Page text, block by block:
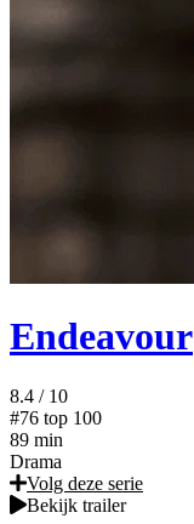
Endeavour
8.4 / 10
#76 top 100
89 min
Drama
Volg deze serie
Bekijk trailer